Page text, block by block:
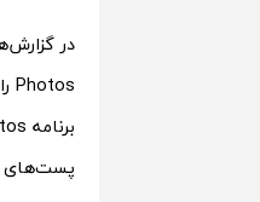
پست‌های